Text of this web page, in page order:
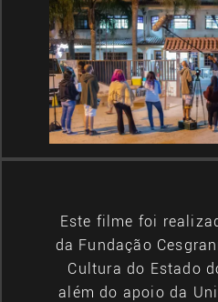
Este filme foi
da Fundação
Cultura do Estado
além do apoio da